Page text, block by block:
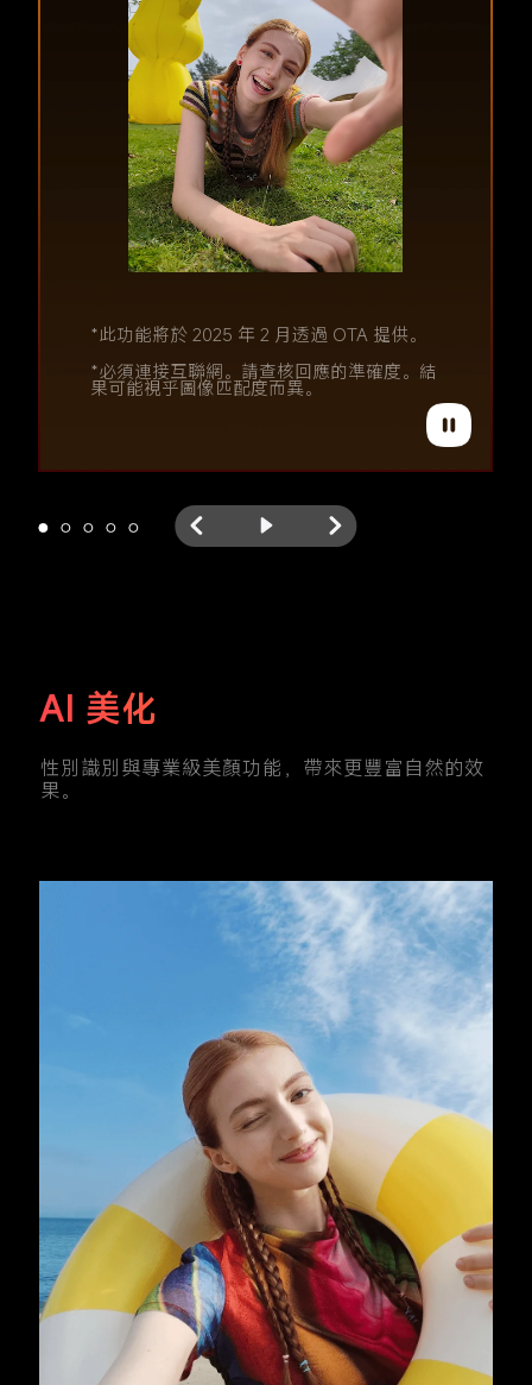
*此功能將於 2025 年 2 月透過 OTA 提供。
*必須連接互聯網。請查核回應的準確度。結
果可能視乎圖像匹配度而異。
*必須連接互聯網。請查核回應的準確度。結
果可能視乎圖像匹配度而異。
AI 美化
性別識別與專業級美顏功能，帶來更豐富自然的效
果。